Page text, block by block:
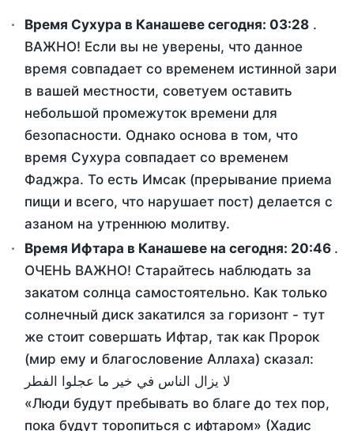
Время Сухура в Канашеве сегодня: 03:28 .
ВАЖНО! Если вы не уверены, что данное
время совпадает со временем истинной зари
в вашей местности, советуем оставить
небольшой промежуток времени для
безопасности. Однако основа в том, что
время Сухура совпадает со временем
Фаджра. То есть Имсак (прерывание приема
пищи и всего, что нарушает пост) делается с
азаном на утреннюю молитву.
Время Ифтара в Канашеве на сегодня: 20:46 .
ОЧЕНЬ ВАЖНО! Старайтесь наблюдать за
закатом солнца самостоятельно. Как только
солнечный диск закатился за горизонт - тут
же стоит совершать Ифтар, так как Пророк
(мир ему и благословение Аллаха) сказал:
لا يزال الناس في خير ما عجلوا الفطر
«Люди будут пребывать во благе до тех пор,
пока будут торопиться с ифтаром» (Хадис